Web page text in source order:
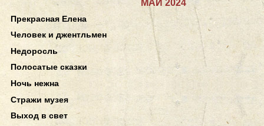
МАЙ 2024
Прекрасная Елена
Человек и джентльмен
Недоросль
Полосатые сказки
Ночь нежна
Стражи музея
Выход в свет